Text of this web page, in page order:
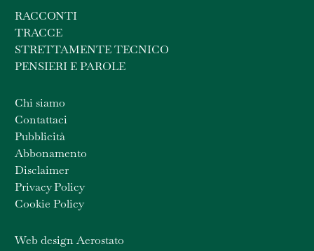
RACCONTI
TRACCE
STRETTAMENTE TECNICO
PENSIERI E PAROLE
Chi siamo
Contattaci
Pubblicità
Abbonamento
Disclaimer
Privacy Policy
Cookie Policy
Web design Aerostato